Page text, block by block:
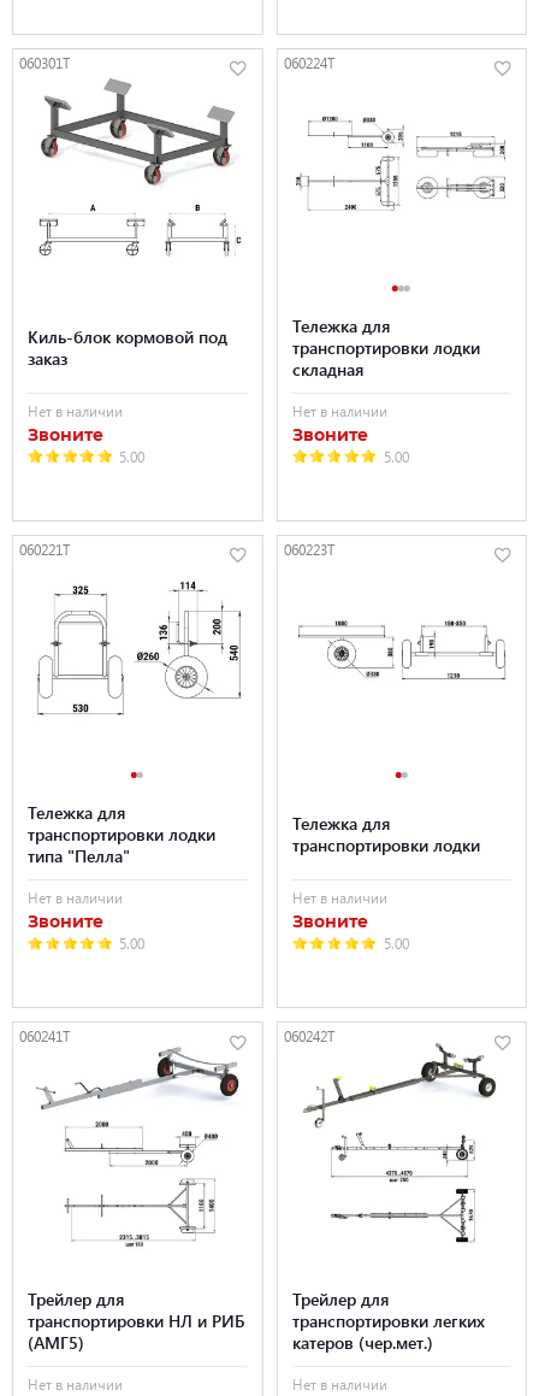
060301T
Киль-блок кормовой под
заказ
Нет в наличии
Звоните
5.00
060224T
Тележка для
транспортировки лодки
складная
Нет в наличии
Звоните
5.00
060221T
Тележка для
транспортировки лодки
типа "Пелла"
Нет в наличии
Звоните
5.00
060223T
Тележка для
транспортировки лодки
Нет в наличии
Звоните
5.00
060241T
Трейлер для
транспортировки НЛ и РИБ
(АМГ5)
Нет в наличии
060242T
Трейлер для
транспортировки легких
катеров (чер.мет.)
Нет в наличии